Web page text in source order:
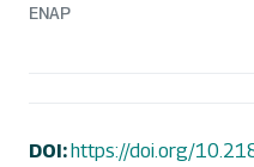
ENAP
DOI:https://doi.org/